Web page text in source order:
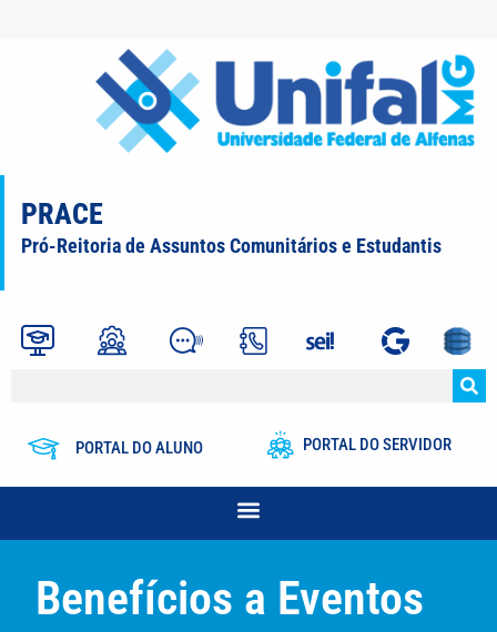
PRACE
Pró-Reitoria de Assuntos Comunitários e Estudantis
PORTAL DO ALUNO PORTAL DO SERVIDOR
Benefícios a Eventos